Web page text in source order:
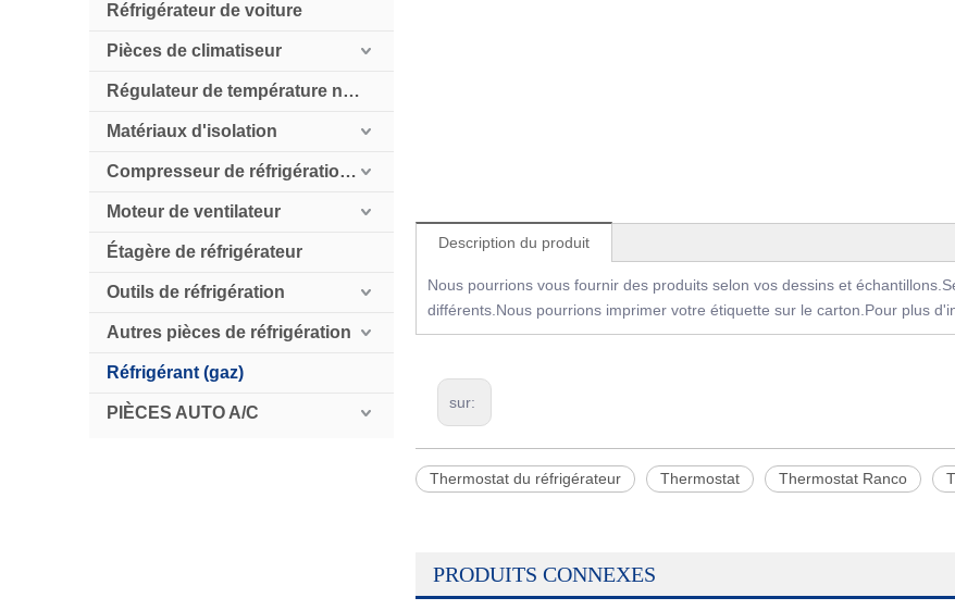
Réfrigérateur de voiture
Pièces de climatiseur
Régulateur de température numérique
Matériaux d'isolation
Compresseur de réfrigération HollySnow
Moteur de ventilateur
Étagère de réfrigérateur
Outils de réfrigération
Autres pièces de réfrigération
Réfrigérant (gaz)
PIÈCES AUTO A/C
Description du produit
Nous pourrions vous fournir des produits selon vos dessins et
différents.Nous pourrions imprimer votre étiquette sur le carton.Pour plus
sur:
Thermostat du réfrigérateur Thermostat Thermostat Ranco
PRODUITS CONNEXES